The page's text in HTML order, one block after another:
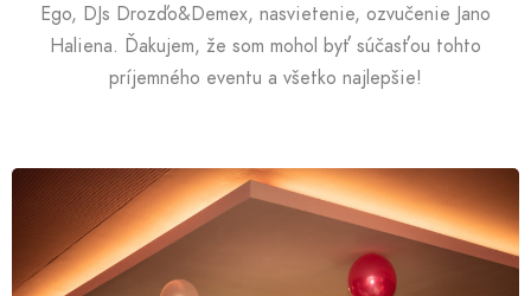
Ego, DJs Drozďo&Demex, nasvietenie, ozvučenie Jano
Haliena. Ďakujem, že som mohol byť súčasťou tohto
príjemného eventu a všetko najlepšie!